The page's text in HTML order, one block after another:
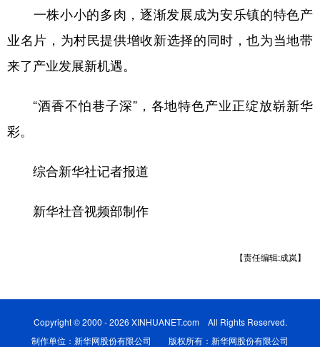
一株小小的多肉，逐渐发展成为安乐镇的特色产
业名片，为村民提供增收新选择的同时，也为当地带
来了产业发展新机遇。
“酒香不怕巷子深”，各地特色产业正绽放崭新华
彩。
综合新华社记者报道
新华社音视频部制作
【责任编辑:成岚】
Copyright © 2000 - 2026 XINHUANET.com All Rights Reserved.
制作单位：新华网股份有限公司 版权所有：新华网股份有限公司